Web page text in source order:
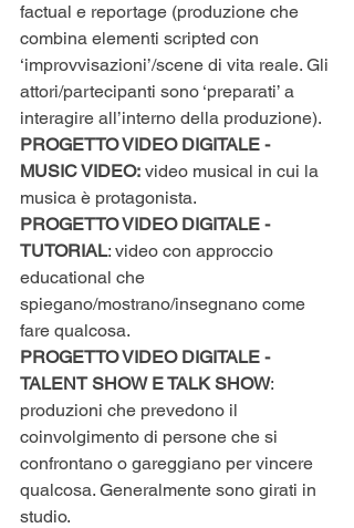
factual e reportage (produzione che
combina elementi scripted con
‘improvvisazioni’/scene di vita reale. Gli
attori/partecipanti sono ‘preparati’ a
interagire all’interno della produzione).
PROGETTO VIDEO DIGITALE -
MUSIC VIDEO: video musical in cui la
musica è protagonista.
PROGETTO VIDEO DIGITALE -
TUTORIAL: video con approccio
educational che
spiegano/mostrano/insegnano come
fare qualcosa.
PROGETTO VIDEO DIGITALE -
TALENT SHOW E TALK SHOW:
produzioni che prevedono il
coinvolgimento di persone che si
confrontano o gareggiano per vincere
qualcosa. Generalmente sono girati in
studio.